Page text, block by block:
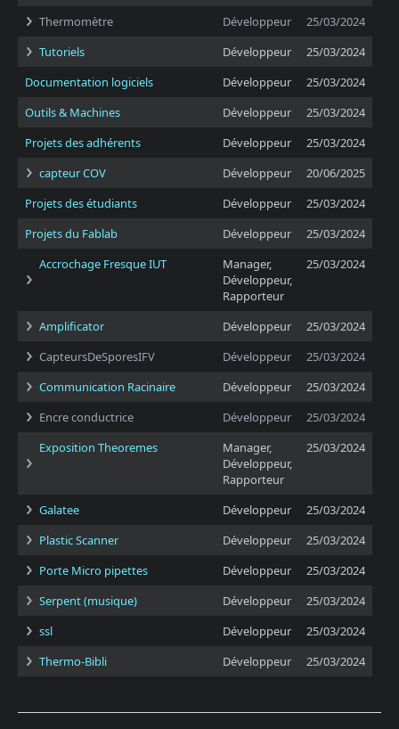
Thermomètre
Développeur
25/03/2024
Tutoriels
Développeur
25/03/2024
Documentation logiciels
Développeur
25/03/2024
Outils & Machines
Développeur
25/03/2024
Projets des adhérents
Développeur
25/03/2024
capteur COV
Développeur
20/06/2025
Projets des étudiants
Développeur
25/03/2024
Projets du Fablab
Développeur
25/03/2024
Accrochage Fresque IUT
Manager,
Développeur,
Rapporteur
25/03/2024
Amplificator Développeur
25/03/2024
CapteursDeSporesIFV
Développeur
25/03/2024
Communication Racinaire
Développeur
25/03/2024
Encre conductrice
Développeur
25/03/2024
Exposition Theoremes
Manager,
Développeur,
Rapporteur
25/03/2024
Galatee Développeur
25/03/2024
Plastic Scanner
Développeur
25/03/2024
Porte Micro pipettes
Développeur
25/03/2024
Serpent (musique)
Développeur
25/03/2024
ssl
Développeur
25/03/2024
Thermo-Bibli
Développeur 25/03/2024